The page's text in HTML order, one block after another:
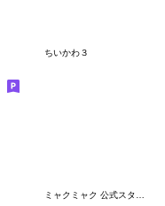
ちいかわ３